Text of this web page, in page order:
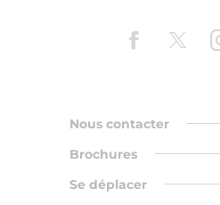
Nous contacter
Brochures
Se déplacer